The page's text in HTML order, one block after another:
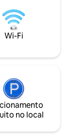
privilegiada |
Heights,
do shopping Sam
centro financeiro. Perfeito para estadias
Wi-Fi
no local